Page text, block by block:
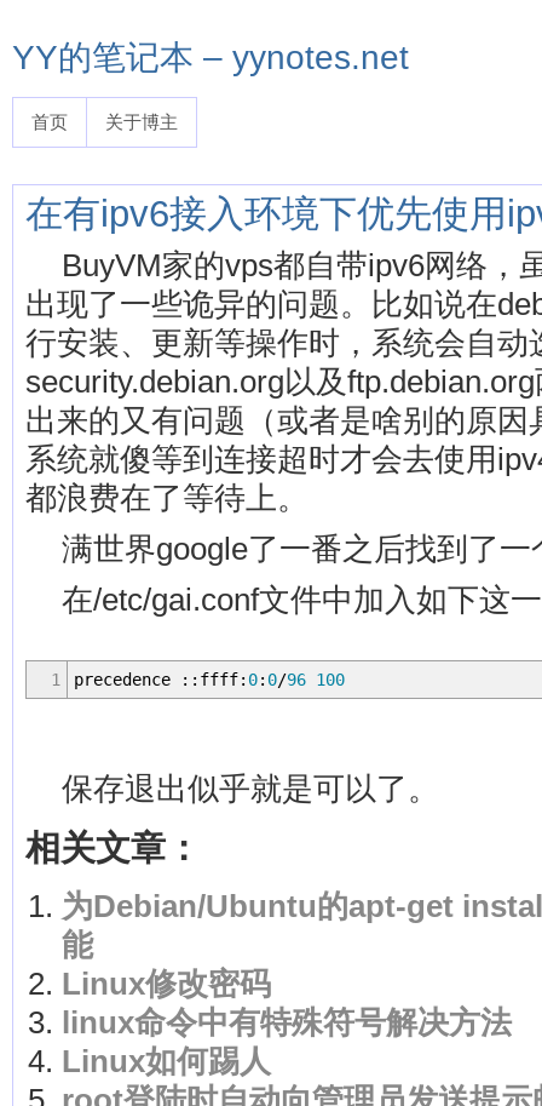
YY的笔记本 – yynotes.net
首页 关于博主
在有ipv6接入环境下优先使用
BuyVM家的vps都自带ipv6网络，
出现了一些诡异的问题。比如说在
行安装、更新等操作时，系统会自动
security.debian.org以及
出来的又有问题（或者是啥别的原
系统就傻等到连接超时才会去使用
都浪费在了等待上。
满世界google了一番之后找到了
在/etc/gai.conf文件中加入如下这
1 precedence ::ffff: 0: 0/96 100
保存退出似乎就是可以了。
相关文章：
为Debian/Ubuntu的apt-get
能
Linux修改密码
linux命令中有特殊符号解决方法
Linux如何踢人